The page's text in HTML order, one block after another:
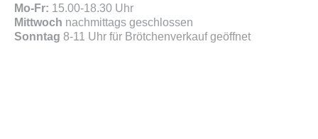
Mo-Fr: 15.00-18.30 Uhr
Mittwoch nachmittags geschlossen
Sonntag 8-11 Uhr für Brötchenverkauf geöffnet